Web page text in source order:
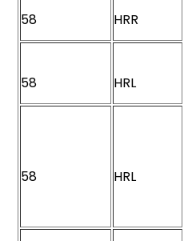
58 HRR
58 HRL
58 HRL